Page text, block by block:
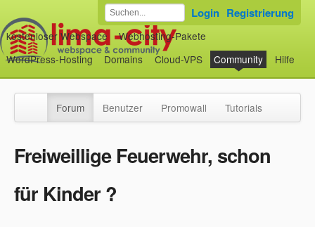
kostenloser Webspace
Webhosting-Pakete
WordPress-Hosting
Domains Cloud-VPS Community Hilfe
Login Registrierung
Forum Benutzer Promowall Tutorials
Freiweillige Feuerwehr, schon
für Kinder ?